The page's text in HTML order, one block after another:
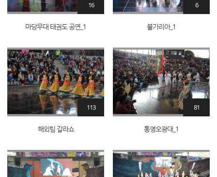
마당무대 태권도 공연_1
16
불가리아_1
6
해외팀 갈라쇼
113
통영오광대_1
81